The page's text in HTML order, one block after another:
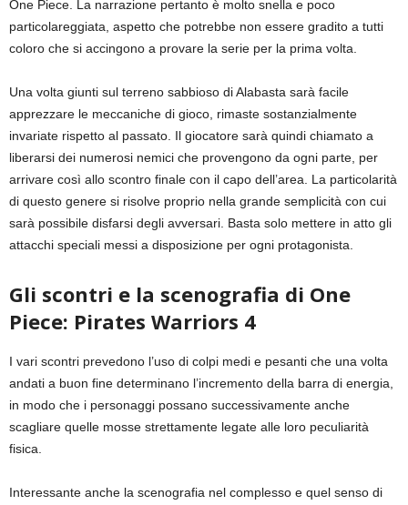
One Piece. La narrazione pertanto è molto snella e poco
particolareggiata, aspetto che potrebbe non essere gradito a tutti
coloro che si accingono a provare la serie per la prima volta.
Una volta giunti sul terreno sabbioso di Alabasta sarà facile
apprezzare le meccaniche di gioco, rimaste sostanzialmente
invariate rispetto al passato. Il giocatore sarà quindi chiamato a
liberarsi dei numerosi nemici che provengono da ogni parte, per
arrivare così allo scontro finale con il capo dell’area. La particolarità
di questo genere si risolve proprio nella grande semplicità con cui
sarà possibile disfarsi degli avversari. Basta solo mettere in atto gli
attacchi speciali messi a disposizione per ogni protagonista.
Gli scontri e la scenografia di One
Piece: Pirates Warriors 4
I vari scontri prevedono l’uso di colpi medi e pesanti che una volta
andati a buon fine determinano l’incremento della barra di energia,
in modo che i personaggi possano successivamente anche
scagliare quelle mosse strettamente legate alle loro peculiarità
fisica.
Interessante anche la scenografia nel complesso e quel senso di